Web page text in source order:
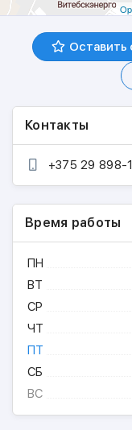
Оставить
Контакты
+375 29 898-
Время работы
ПН
ВТ
СР
ЧТ
ПТ
СБ
ВС